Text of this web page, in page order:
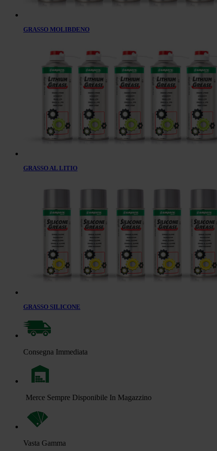
GRASSO MOLIBDENO
GRASSO AL LITIO
GRASSO SILICONE
Consegna Immediata
Merce Sempre Disponibile In Magazzino
Vasta Gamma